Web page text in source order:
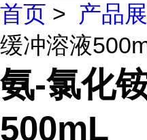
首页 > 产品
缓冲溶液
氨-氯化
500mL